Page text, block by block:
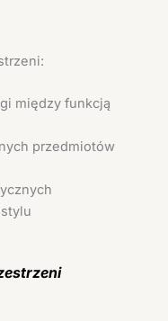
między funkcją
przedmiotów